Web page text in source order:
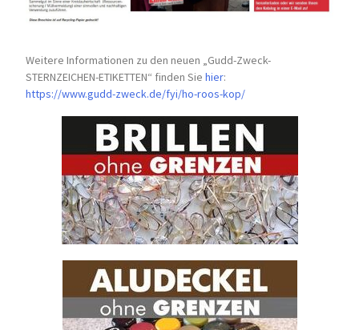
Weitere Informationen zu den neuen „Gudd-Zweck-
STERNZEICHEN-ETIKETTEN“ finden Siehier:
https://www.gudd-zweck.de/fyi/ho-roos-kop/